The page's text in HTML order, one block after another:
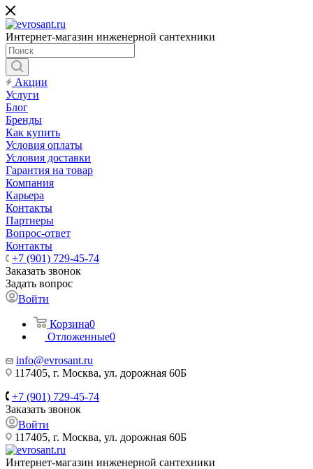
Интернет-магазин инженерной сантехники
Акции
Услуги
Блог
Бренды
Как купить
Условия оплаты
Условия доставки
Гарантия на товар
Компания
Карьера
Контакты
Партнеры
Вопрос-ответ
Контакты
+7 (901) 729-45-74
Заказать звонок
Задать вопрос
Войти
Корзина0
Отложенные0
info@evrosant.ru
117405, г. Москва, ул. дорожная 60Б
+7 (901) 729-45-74
Заказать звонок
Войти
117405, г. Москва, ул. дорожная 60Б
Интернет-магазин инженерной сантехники